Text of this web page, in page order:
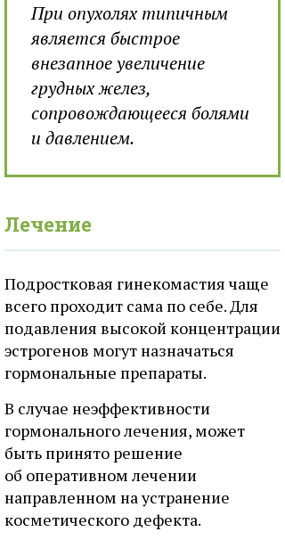
При опухолях типичным
является быстрое
внезапное увеличение
грудных желез,
сопровождающееся болями
и давлением.
Лечение
Подростковая гинекомастия чаще
всего проходит сама по себе. Для
подавления высокой концентрации
эстрогенов могут назначаться
гормональные препараты.
В случае неэффективности
гормонального лечения, может
быть принято решение
об оперативном лечении
направленном на устранение
косметического дефекта.